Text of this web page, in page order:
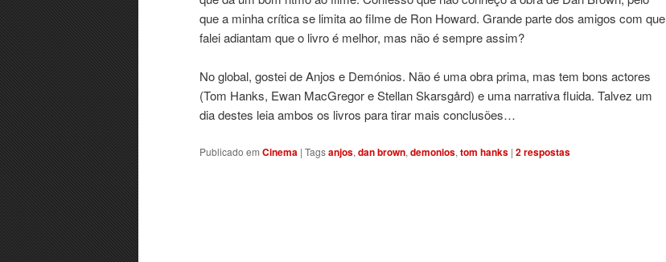
que a minha crítica se limita ao filme de Ron Howard. Grande parte dos amigos com que
falei adiantam que o livro é melhor, mas não é sempre assim?
No global, gostei de Anjos e Demónios. Não é uma obra prima, mas tem bons actores
(Tom Hanks, Ewan MacGregor e Stellan Skarsgård) e uma narrativa fluida. Talvez um
dia destes leia ambos os livros para tirar mais conclusões…
Publicado em Cinema | Tagsanjos, dan brown, demonios, tom hanks | 2respostas